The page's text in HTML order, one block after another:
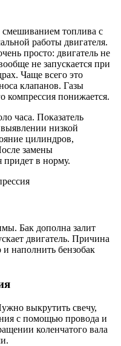
смешиванием топлива с
работы двигателя.
просто: двигатель не
не запускается при
Чаще всего это
клапанов. Газы
компрессия понижается.
часа. Показатель
низкой
цилиндров,
замены
придет в норму.
Бак дополна залит
двигатель. Причина
наполнить бензобак
выкрутить свечу,
с помощью провода и
коленчатого вала